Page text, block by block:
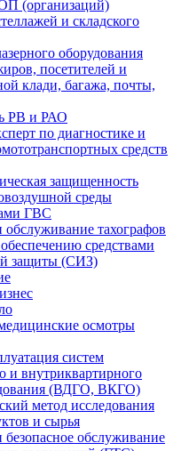
(организаций)
и складского
оборудования
посетителей и
клади, багажа, почты,
РВ и РАО
по диагностике и
средств
защищенность
среды
ГВС
обслуживание тахографов
средствами
защиты (СИЗ)
осмотры
систем
и внутриквартирного
(ВДГО, ВКГО)
метод исследования
и сырья
безопасное обслуживание